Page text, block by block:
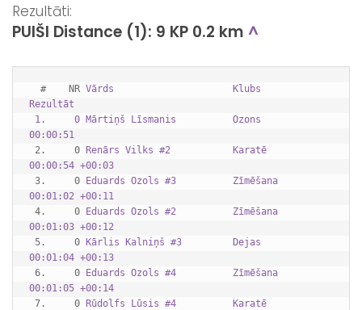
Rezultāti:
PUIŠI Distance (1): 9 KP 0.2 km ^
  #    NR
Vārds                     Klubs
Rezultāt
1.     0 Mārtiņš Līsmanis          Ozons
00:00:51
2.     0 Renārs Vilks #2           Karatē
00:00:54 +00:03
3.     0 Eduards Ozols #3          Zīmēšana
00:01:02 +00:11
4.     0 Eduards Ozols #2          Zīmēšana
00:01:03 +00:12
5.     0 Kārlis Kalniņš #3         Dejas
00:01:04 +00:13
6.     0 Eduards Ozols #4          Zīmēšana
00:01:05 +00:14
7.     0 Rūdolfs Lūsis #4          Karatē